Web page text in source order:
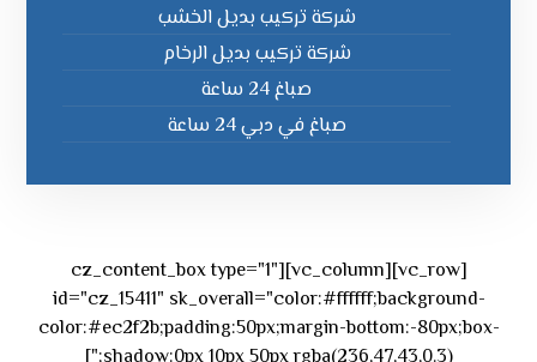
شركة تركيب بديل الخشب
شركة تركيب بديل الرخام
صباغ 24 ساعة
صباغ في دبي 24 ساعة
[vc_row][vc_column][cz_content_box type="1"
id="cz_15411" sk_overall="color:#ffffff;background-
color:#ec2f2b;padding:50px;margin-bottom:-80px;box-